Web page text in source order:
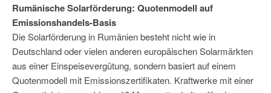
Rumänische Solarförderung: Quotenmodell auf
Emissionshandels-Basis
Die Solarförderung in Rumänien besteht nicht wie in
Deutschland oder vielen anderen europäischen Solarmärkten
aus einer Einspeisevergütung, sondern basiert auf einem
Quotenmodell mit Emissionszertifikaten. Kraftwerke mit einer